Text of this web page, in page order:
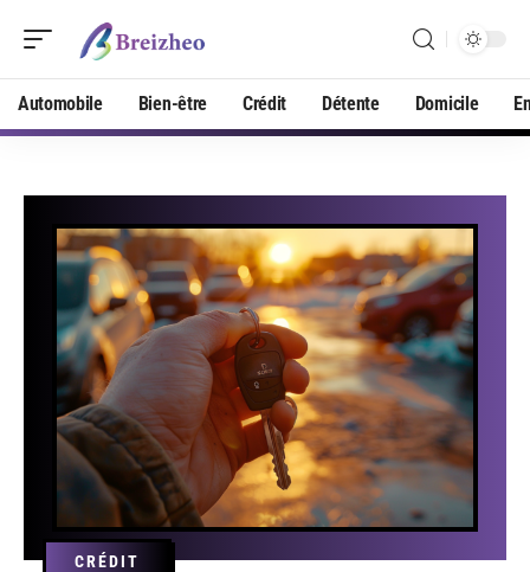
Automobile Bien-être Crédit Détente Domicile
CRÉDIT